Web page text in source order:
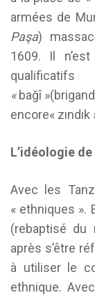
armées de
Paşa)
1609. Il
«bağî
encore«
L’idéologie
Avec les
« ethniques ».
(rebaptisé du
après s’être
à utiliser le
ethnique.